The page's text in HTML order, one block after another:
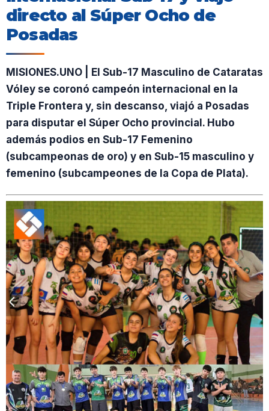
directo al Súper Ocho de
Posadas
MISIONES.UNO | El Sub-17 Masculino de Cataratas
Vóley se coronó campeón internacional en la
Triple Frontera y, sin descanso, viajó a Posadas
para disputar el Súper Ocho provincial. Hubo
además podios en Sub-17 Femenino
(subcampeonas de oro) y en Sub-15 masculino y
femenino (subcampeones de la Copa de Plata).